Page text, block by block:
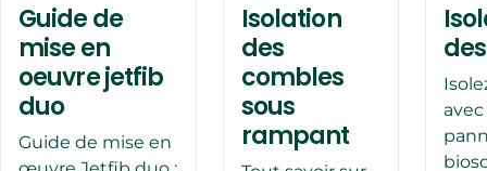
Guide de
mise en
oeuvre jetfib
duo
Guide de mise en
Isolation
des
combles
sous
rampant